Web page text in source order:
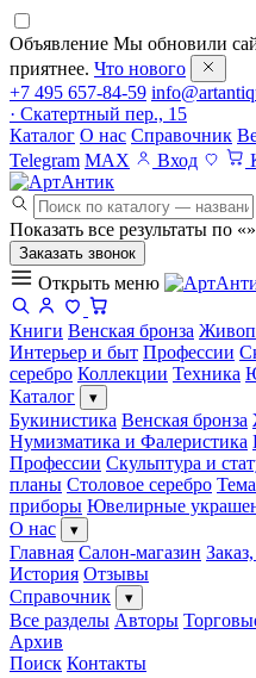
Объявление Мы обновили
приятнее. Что нового
+7 495 657-84-59
· Скатертный пер., 15
Каталог О нас Справочник
Telegram MAX Вход
Показать все результаты по «»
Заказать звонок
Открыть меню
Книги Венская бронза
Интерьер и быт Профессии
серебро Коллекции Техника
Каталог
▾
Букинистика Венская бронза
Нумизматика и Фалеристика
Профессии Скульптура и
планы Столовое серебро
приборы Ювелирные
О нас
▾
Главная Салон-магазин
История Отзывы
Справочник
▾
Все разделы Авторы
Архив
Поиск Контакты